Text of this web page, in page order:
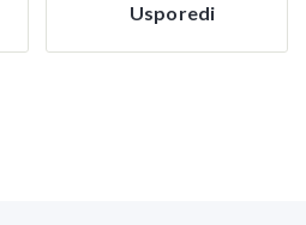
Usporedi